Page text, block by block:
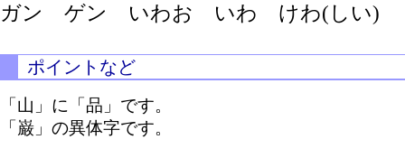
ガン ゲン いわお いわ けわ(しい)
ポイントなど
「山」に「品」です。
「巌」の異体字です。